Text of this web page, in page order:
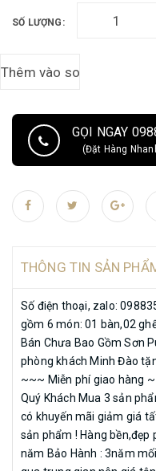
: Ưu Đãi Đặc Biệt Khi Quý
ty chúng tôi có khuyến mãi
Hành : 3năm mối mọt Hàng
và ký tên vào mộc rồi mới
Chuyên Sản Xuất, Thi Công-
cầu! ->Bán Hàng Toàn Quốc !
ngoài như nhau. KHÁCH
CÓ SỞ MỚI BẮT ĐẦU HOÀN
gỗ, nhất là khi sản phẩm đã
lòng liên hệ sđt, zalo:
SỐ LƯỢNG:
GỌI NGAY
(Đặt Hàng
THÔNG TIN SẢN
Số điện thoại, zalo:
gồm 6 món: 01 bàn,02
Bán Chưa Bao Gồm Sơn
phòng khách Minh Đào
~~~ Miễn phí giao hàng
Quý Khách Mua 3 sản
có khuyến mãi giảm giá
sản phẩm ! Hàng bền,đẹp
năm Bảo Hành : 3năm